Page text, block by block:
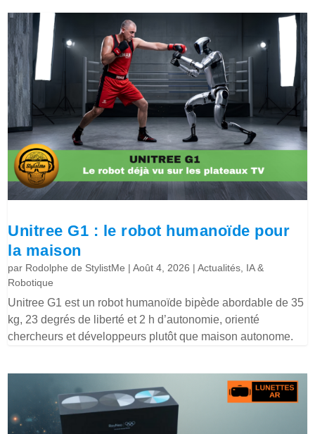
Unitree G1 : le robot humanoïde pour
la maison
par Rodolphe de StylistMe |Août 4, 2026 |Actualités, IA &
Robotique
Unitree G1 est un robot humanoïde bipède abordable de 35
kg, 23 degrés de liberté et 2 h d’autonomie, orienté
chercheurs et développeurs plutôt que maison autonome.